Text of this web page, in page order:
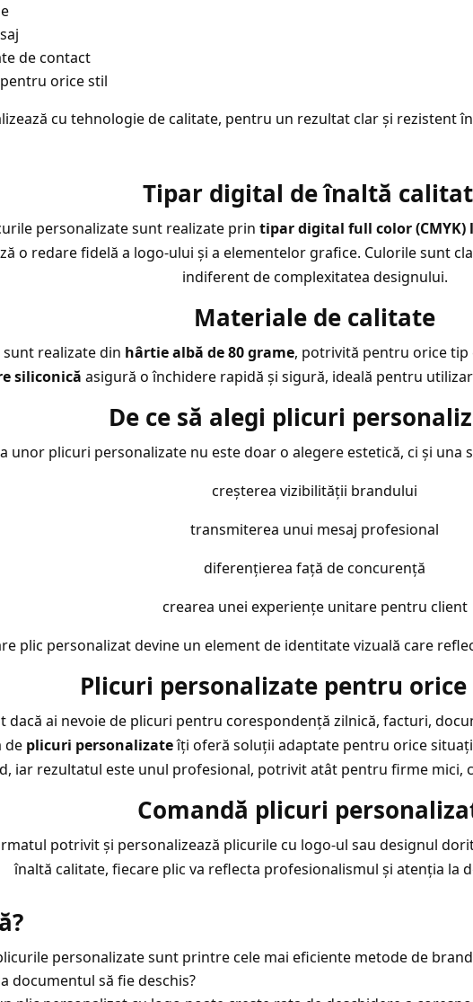
de contact
orice stil
cu tehnologie de calitate, pentru un rezultat clar și rezistent
Tipar digital de înaltă
personalizate sunt realizate prin tipar digital full color (CMYK)
o redare fidelă a logo-ului și a elementelor grafice. Culorile sunt
indiferent de complexitatea designului.
Materiale de calitate
sunt realizate din hârtie albă de 80 grame, potrivită pentru orice tip
siliconică asigură o închidere rapidă și sigură, ideală pentru
De ce să alegi plicuri
unor plicuri personalizate nu este doar o alegere estetică, ci și una
creșterea vizibilității brandului
transmiterea unui mesaj profesional
diferențierea față de concurență
crearea unei experiențe unitare pentru client
plic personalizat devine un element de identitate vizuală care
Plicuri personalizate pentru orice
dacă ai nevoie de plicuri pentru corespondență zilnică, facturi,
de plicuri personalizateîți oferă soluții adaptate pentru orice
iar rezultatul este unul profesional, potrivit atât pentru firme mici,
Comandă plicuri
potrivit și personalizează plicurile cu logo-ul sau designul
înaltă calitate, fiecare plic va reflecta profesionalismul și atenția la
personalizate sunt printre cele mai eficiente metode de
documentul să fie deschis?